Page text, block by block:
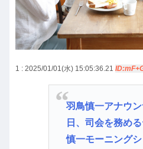
1 : 2025/01/01(水) 15:05:36.21
羽鳥慎一アナウ
日、司会を務め
慎一モーニング